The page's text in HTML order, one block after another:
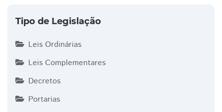
Tipo de Legislação
Leis Ordinárias
Leis Complementares
Decretos
Portarias